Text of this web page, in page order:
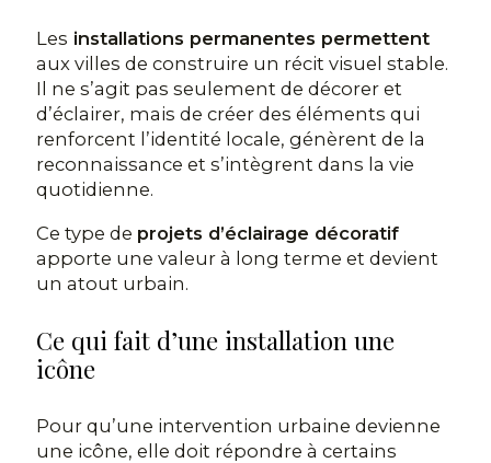
Les installations permanentes permettent
aux villes de construire un récit visuel stable.
Il ne s’agit pas seulement de décorer et
d’éclairer, mais de créer des éléments qui
renforcent l’identité locale, génèrent de la
reconnaissance et s’intègrent dans la vie
quotidienne.
Ce type de projets d’éclairage décoratif
apporte une valeur à long terme et devient
un atout urbain.
Ce qui fait d’une installation une
icône
Pour qu’une intervention urbaine devienne
une icône, elle doit répondre à certains